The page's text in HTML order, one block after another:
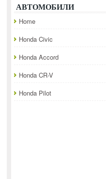
АВТОМОБИЛИ
Home
Honda Civic
Honda Accord
Honda CR-V
Honda Pilot